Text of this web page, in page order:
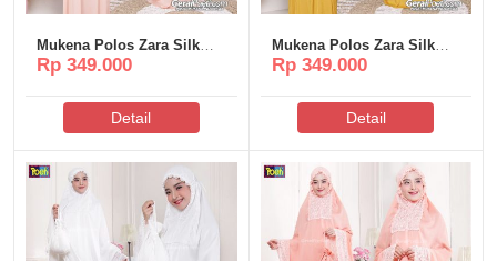
Mukena Polos Zara Silk
Poeti – MP317
Rp 349.000
Detail
Mukena Polos Zara Silk
Poeti – MP316
Rp 349.000
Detail